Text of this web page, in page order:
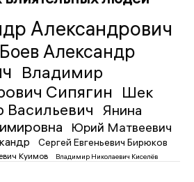
Александрович
Боев Александр
Владимир
Сипягин Шек
Васильевич
Янина
Юрий Матвеевич
Сергей Евгеньевич Бирюков
Куимов Владимир Николаевич Киселёв